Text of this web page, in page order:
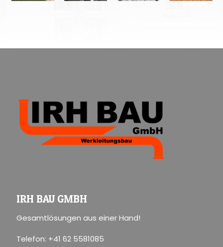
IRH BAU GMBH
Gesamtlösungen aus einer Hand!
Telefon: +41 62 5581085